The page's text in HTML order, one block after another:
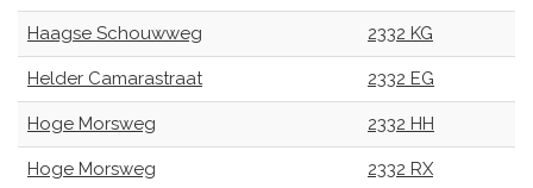
Haagse Schouwweg 2332 KG
Helder Camarastraat 2332 EG
Hoge Morsweg 2332 HH
Hoge Morsweg 2332 RX